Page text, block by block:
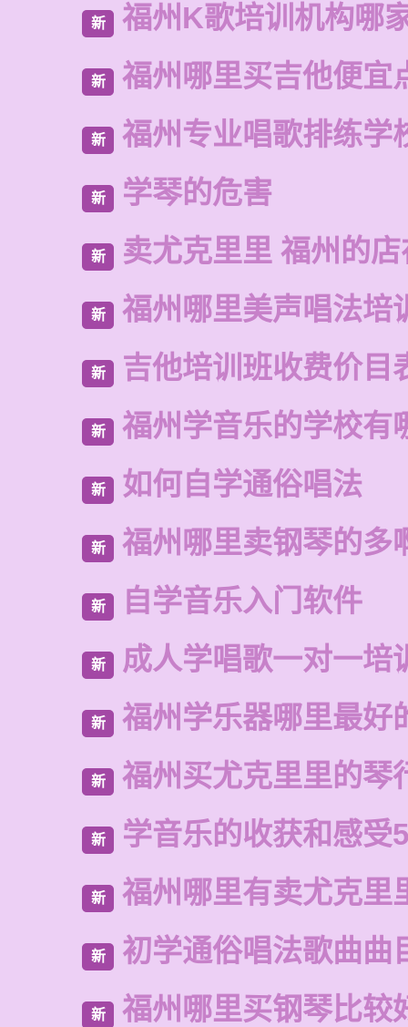
新 福州K歌培训机构哪
新 福州哪里买吉他便宜
新 福州专业唱歌排练学
新 学琴的危害
新 卖尤克里里 福州的
新 福州哪里美声唱法培
新 吉他培训班收费价目
新 福州学音乐的学校有
新 如何自学通俗唱法
新 福州哪里卖钢琴的多
新 自学音乐入门软件
新 成人学唱歌一对一培
新 福州学乐器哪里最好
新 福州买尤克里里的琴
新 学音乐的收获和感受
新 福州哪里有卖尤克里
新 初学通俗唱法歌曲曲
新 福州哪里买钢琴比较